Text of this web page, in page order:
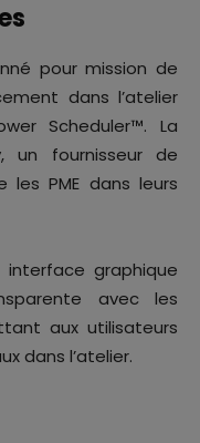
pour mission de
dans l’atelier
Scheduler™. La
un fournisseur de
PME dans leurs
graphique
avec les
aux utilisateurs
dans l’atelier.